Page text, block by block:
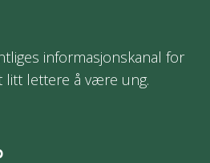
informasjonskanal for
litt lettere å være ung.